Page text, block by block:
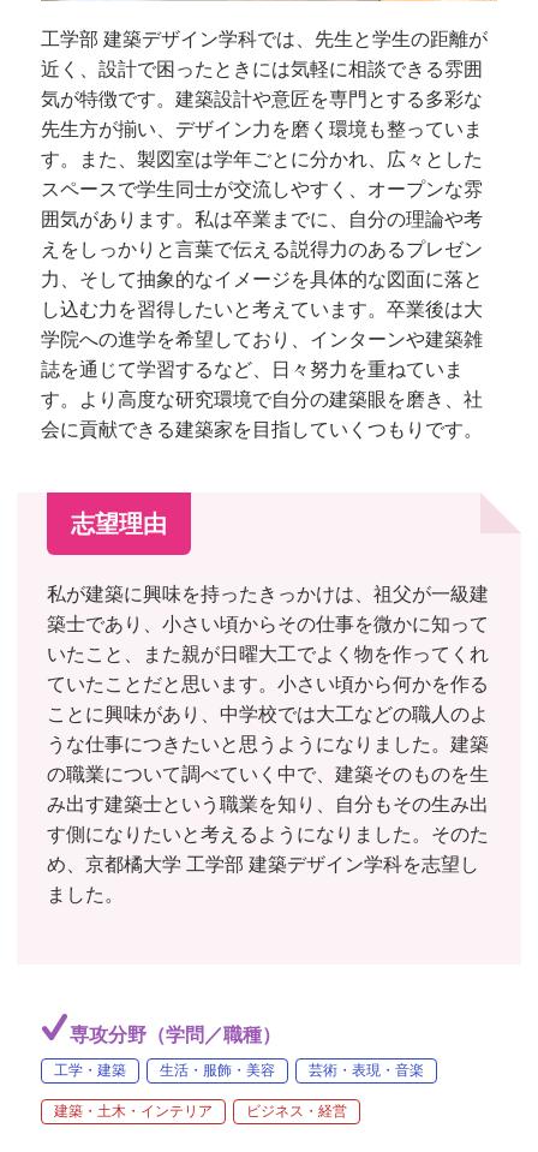
工学部 建築デザイン学科では、先生と学生の距離が
近く、設計で困ったときには気軽に相談できる雰囲
気が特徴です。建築設計や意匠を専門とする多彩な
先生方が揃い、デザイン力を磨く環境も整っていま
す。また、製図室は学年ごとに分かれ、広々とした
スペースで学生同士が交流しやすく、オープンな雰
囲気があります。私は卒業までに、自分の理論や考
えをしっかりと言葉で伝える説得力のあるプレゼン
力、そして抽象的なイメージを具体的な図面に落と
し込む力を習得したいと考えています。卒業後は大
学院への進学を希望しており、インターンや建築雑
誌を通じて学習するなど、日々努力を重ねていま
す。より高度な研究環境で自分の建築眼を磨き、社
会に貢献できる建築家を目指していくつもりです。
志望理由
私が建築に興味を持ったきっかけは、祖父が一級建
築士であり、小さい頃からその仕事を微かに知って
いたこと、また親が日曜大工でよく物を作ってくれ
ていたことだと思います。小さい頃から何かを作る
ことに興味があり、中学校では大工などの職人のよ
うな仕事につきたいと思うようになりました。建築
の職業について調べていく中で、建築そのものを生
み出す建築士という職業を知り、自分もその生み出
す側になりたいと考えるようになりました。そのた
め、京都橘大学 工学部 建築デザイン学科を志望し
ました。
専攻分野（学問／職種）
工学・建築 生活・服飾・美容 芸術・表現・音楽
建築・土木・インテリア ビジネス・経営